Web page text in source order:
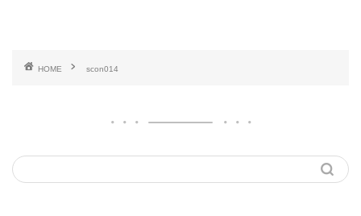
HOME scon014